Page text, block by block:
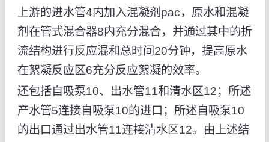
上游的进水管4内加入混凝剂pac，原水和混凝
剂在管式混合器8内充分混合，并通过其中的折
流结构进行反应混和总时间20分钟，提高原水
在絮凝反应区6充分反应絮凝的效率。
还包括自吸泵10、出水管11和清水区12；所述
产水管5连接自吸泵10的进口；所述自吸泵10
的出口通过出水管11连接清水区12。由上述结